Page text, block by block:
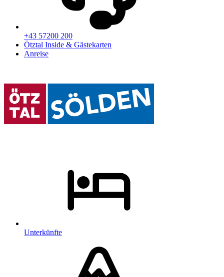
+43 57200 200
Ötztal Inside & Gästekarten
Anreise
Unterkünfte